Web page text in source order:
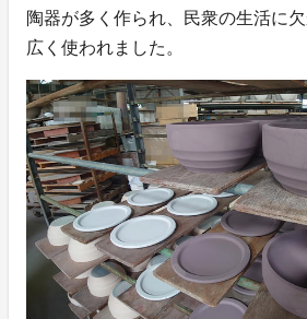
陶器が多く作られ、民衆の生活に
広く使われました。